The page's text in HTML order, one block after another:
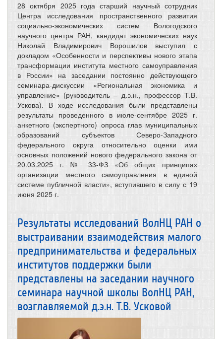
28 октября 2025 года старший научный сотрудник
Центра исследования пространственного развития
социально-экономических систем Вологодского
научного центра РАН, кандидат экономических наук
Николай Владимирович Ворошилов выступил с
докладом «Особенности и перспективы нового этапа
трансформации института местного самоуправления
в России» на заседании постоянно действующего
семинара-дискуссии «Региональная экономика и
управление» (руководитель – д.э.н., профессор Т.В.
Ускова). В ходе исследования были представлены
результаты проведенного в июле-сентябре 2025 г.
анкетного (экспертного) опроса глав муниципальных
образований субъектов Северо-Западного
федерального округа относительно оценки ими
основных положений нового федерального закона от
20.03.2025 г. № 33-ФЗ «Об общих принципах
организации местного самоуправления в единой
системе публичной власти», вступившего в силу с 19
июня 2025 г.
Результаты исследований ВолНЦ РАН о
выстраивании взаимодействия малого
предпринимательства и федеральных
институтов поддержки были
представлены на заседании научного
семинара научной школы ВолНЦ РАН,
возглавляемой д.э.н. Т.В. Усковой